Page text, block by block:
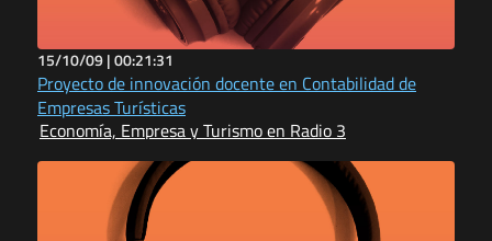
15/10/09 |00:21:31
Proyecto de innovación docente en Contabilidad de
Empresas Turísticas
Economía, Empresa y Turismo en Radio 3